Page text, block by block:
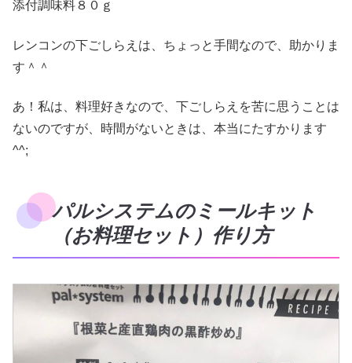
添付調味料８０ｇ
レンコンの下ごしらえは、ちょっと手間なので、助かりま
す＾＾
あ！私は、料理好きなので、下ごしらえを苦に思うことは
ないのですが、時間がないときは、本当にたすかります
^^;
パルシステムのミールキット
（お料理セット）作り方